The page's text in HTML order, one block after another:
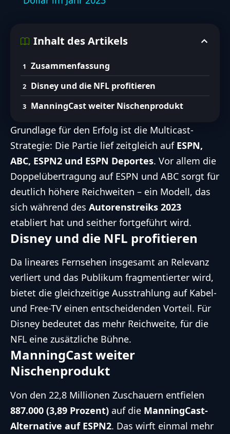
Inhalt des Artikels
Zusammenfassung
Disney und die NFL profitieren
ManningCast weiter Nischenprodukt
Grundlage für den Erfolg ist die Multicast-
Strategie: Die Partie lief zeitgleich auf ESPN,
ABC, ESPN2 und ESPN Deportes. Vor allem die
Doppelübertragung auf ESPN und ABC sorgt für
deutlich höhere Reichweiten – ein Modell, das
sich während des Autorenstreiks 2023
etabliert hat und seither fortgeführt wird.
Disney und die NFL profitieren
Da lineares Fernsehen insgesamt an Relevanz
verliert und das Publikum fragmentierter wird,
bietet die gleichzeitige Ausstrahlung auf Kabel-
und Free-TV einen entscheidenden Vorteil. Für
Disney bedeutet das mehr Reichweite, für die
NFL eine zusätzliche Bühne.
ManningCast weiter
Nischenprodukt
Von den 22,8 Millionen Zuschauern entfielen
887.000 (3,89 Prozent) auf die ManningCast-
Alternative auf ESPN2. Das wirft einmal mehr